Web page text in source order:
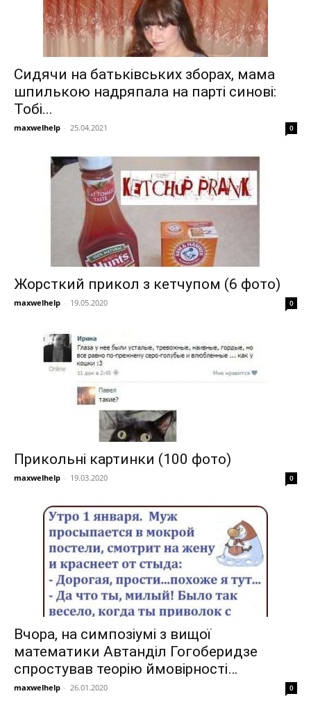
Сидячи на батьківських зборах, мама
шпилькою надряпала на парті синові:
Тобі...
maxwelhelp - 25.04.2021 0
Жорсткий прикол з кетчупом (6 фото)
maxwelhelp - 19.05.2020 0
Прикольні картинки (100 фото)
maxwelhelp - 19.03.2020 0
Вчора, на симпозіумі з вищої
математики Автанділ Гогоберидзе
спростував теорію ймовірності…
maxwelhelp - 26.01.2020 0